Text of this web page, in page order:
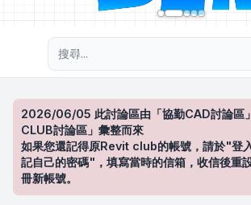
2026/06/05 此討論區由「協勤CAD討論區
CLUB討論區」彙整而來
如果您還記得原Revit club的帳號，請於"登
記自己的密碼"，填寫當時的信箱，收信後重
冊新帳號。